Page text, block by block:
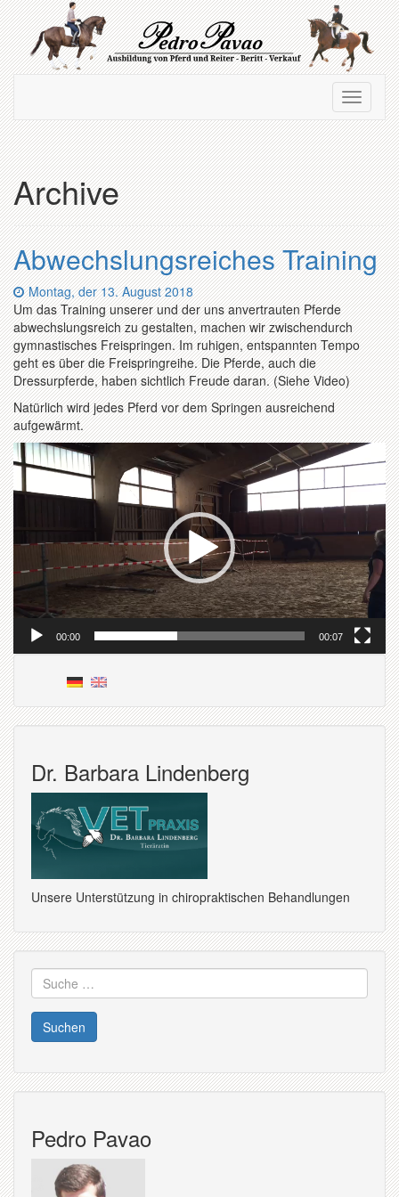
Zum
Hauptinhalt
springen
ein-/
Archive
Abwechslungsreiches Training
Datum:
Montag, der 13. August 2018
Um das Training unserer und der uns anvertrauten Pferde
abwechslungsreich zu gestalten, machen wir zwischendurch
gymnastisches Freispringen. Im ruhigen, entspannten Tempo
geht es über die Freispringreihe. Die Pferde, auch die
Dressurpferde, haben sichtlich Freude daran. (Siehe Video)
Natürlich wird jedes Pferd vor dem Springen ausreichend
aufgewärmt.
Video-
Player
00:00 00:07
Dr. Barbara Lindenberg
Unsere Unterstützung in chiropraktischen Behandlungen
Suche
nach:
Pedro Pavao